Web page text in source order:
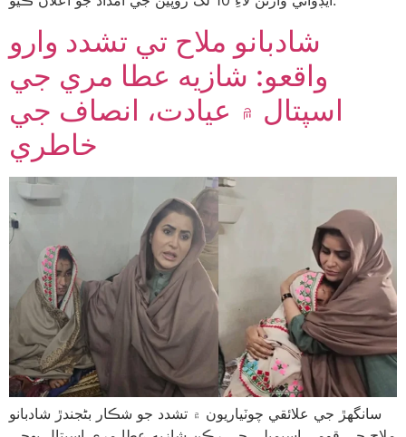
شادبانو ملاح تي تشدد وارو
واقعو: شازيه عطا مري جي
اسپتال ۾ عيادت، انصاف جي
خاطري
سانگهڙ جي علائقي چوٽياريون ۾ تشدد جو شڪار بڻجندڙ شادبانو